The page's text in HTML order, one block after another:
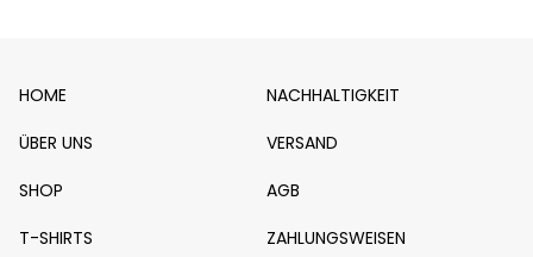
HOME
ÜBER UNS
SHOP
T-SHIRTS
NACHHALTIGKEIT
VERSAND
AGB
ZAHLUNGSWEISEN